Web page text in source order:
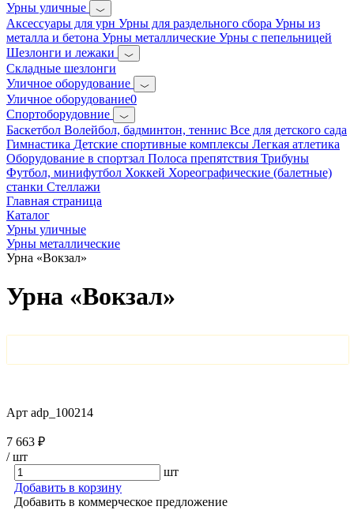
Урны уличные
Аксессуары для урн Урны для раздельного сбора Урны из
металла и бетона Урны металлические Урны с пепельницей
Шезлонги и лежаки
Складные шезлонги
Уличное оборудование
Уличное оборудование0
Спортоборудовние
Баскетбол Волейбол, бадминтон, теннис Все для детского сада
Гимнастика Детские спортивные комплексы Легкая атлетика
Оборудование в спортзал Полоса препятствия Трибуны
Футбол, минифутбол Хоккей Хореографические (балетные)
станки Стеллажи
Главная страница
Каталог
Урны уличные
Урны металлические
Урна «Вокзал»
Урна «Вокзал»
Арт adp_100214
7 663 ₽
/шт
шт
Добавить в корзину
Добавить в коммерческое предложение